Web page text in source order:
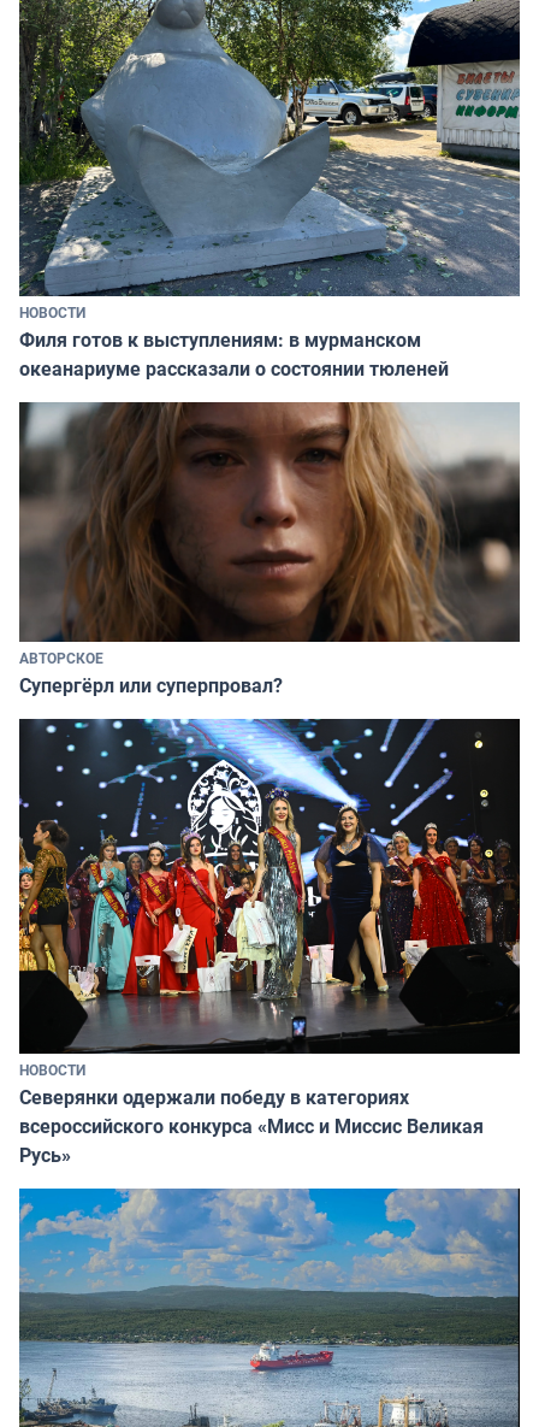
НОВОСТИ
Филя готов к выступлениям: в мурманском
океанариуме рассказали о состоянии тюленей
АВТОРСКОЕ
Супергёрл или суперпровал?
НОВОСТИ
Северянки одержали победу в категориях
всероссийского конкурса «Мисс и Миссис Великая
Русь»